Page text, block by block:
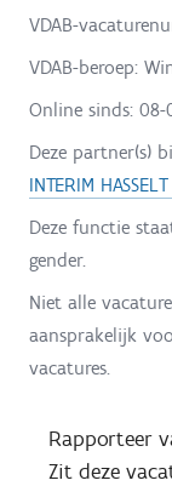
VDAB-
VDAB-beroep:
Online sinds: 08-
Deze partner(s)
INTERIM HASSELT
Deze functie
gender.
Niet alle
aansprakelijk
vacatures.
Rapporteer
Zit deze